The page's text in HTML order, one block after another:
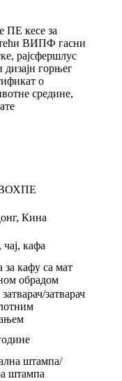
ПЕ кесе за
ВИПФ гасни
рајсфершлус
дизајн горњег
о
средине,
Кина
кафа
за кафу са мат
обрадом
затварач
штампа/
штампа